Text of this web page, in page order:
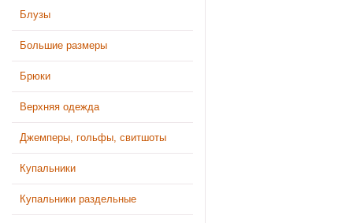
Блузы
Большие размеры
Брюки
Верхняя одежда
Джемперы, гольфы, свитшоты
Купальники
Купальники раздельные